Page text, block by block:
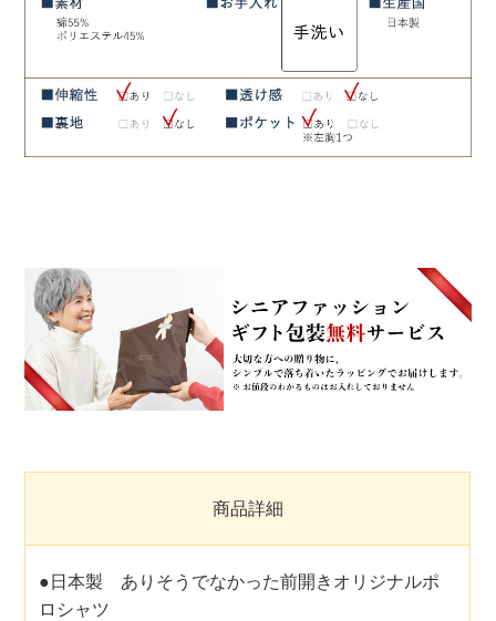
商品詳細
●日本製 ありそうでなかった前開きオリジナルポ
ロシャツ